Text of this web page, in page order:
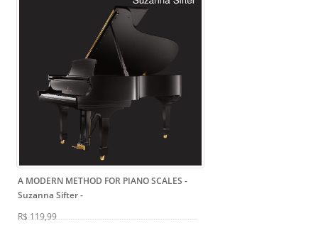
A MODERN METHOD FOR PIANO SCALES -
Suzanna Sifter-
R$ 119,99